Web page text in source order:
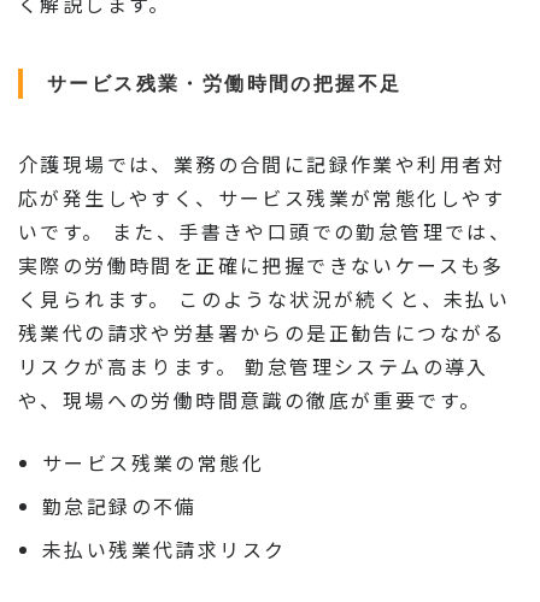
サービス残業・労働時間の把握不足
介護現場では、業務の合間に記録作業や利用者対
応が発生しやすく、サービス残業が常態化しやす
いです。 また、手書きや口頭での勤怠管理では、
実際の労働時間を正確に把握できないケースも多
く見られます。 このような状況が続くと、未払い
残業代の請求や労基署からの是正勧告につながる
リスクが高まります。 勤怠管理システムの導入
や、現場への労働時間意識の徹底が重要です。
サービス残業の常態化
勤怠記録の不備
未払い残業代請求リスク